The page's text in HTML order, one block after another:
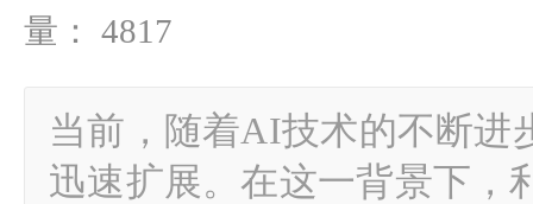
量： 4817
当前，随着AI技术的不断进
迅速扩展。在这一背景下，